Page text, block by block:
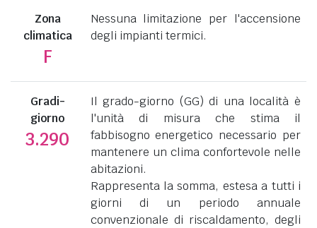
Zona
climatica
F
Nessuna limitazione per l'accensione
degli impianti termici.
Gradi-
giorno
3.290
Il grado-giorno (GG) di una località è
l'unità di misura che stima il
fabbisogno energetico necessario per
mantenere un clima confortevole nelle
abitazioni.
Rappresenta la somma, estesa a tutti i
giorni di un periodo annuale
convenzionale di riscaldamento, degli